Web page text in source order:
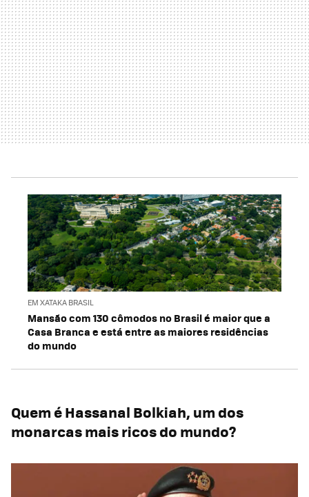
EM XATAKA BRASIL
Mansão com 130 cômodos no Brasil é maior que a
Casa Branca e está entre as maiores residências
do mundo
Quem é Hassanal Bolkiah, um dos
monarcas mais ricos do mundo?